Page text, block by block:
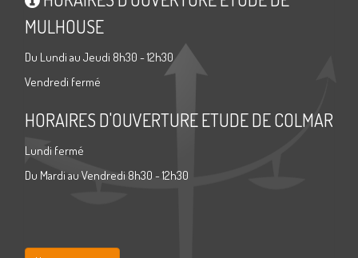
MULHOUSE
Du Lundi au Jeudi 8h30 - 12h30
Vendredi fermé
HORAIRES D'OUVERTURE ETUDE DE COLMAR
Lundi fermé
Du Mardi au Vendredi 8h30 - 12h30